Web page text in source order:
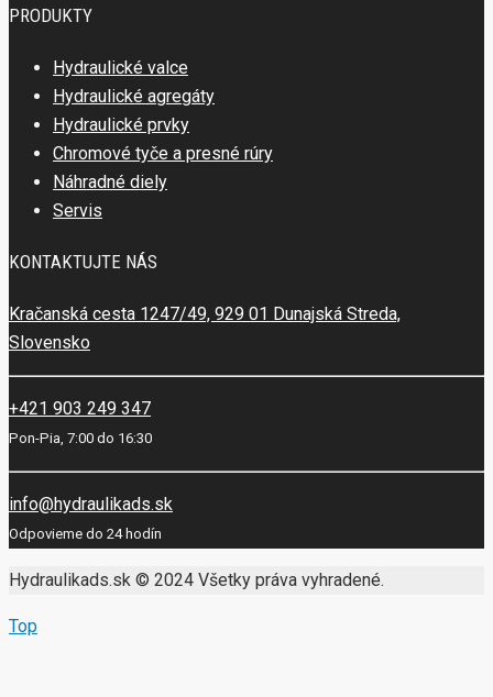
PRODUKTY
Hydraulické valce
Hydraulické agregáty
Hydraulické prvky
Chromové tyče a presné rúry
Náhradné diely
Servis
KONTAKTUJTE NÁS
Kračanská cesta 1247/49, 929 01 Dunajská Streda,
Slovensko
+421 903 249 347
Pon-Pia, 7:00 do 16:30
info@hydraulikads.sk
Odpovieme do 24 hodín
Hydraulikads.sk © 2024 Všetky práva vyhradené.
Top